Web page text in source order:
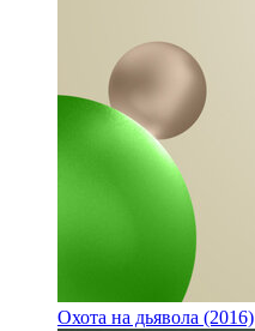
Охота на дьявола (2016)